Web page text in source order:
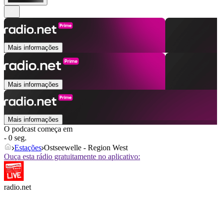
Mais informações
Mais informações
Mais informações
O podcast começa em
- 0 seg.
Estações Ostseewelle - Region West
Ouça esta rádio gratuitamente no aplicativo:
radio.net